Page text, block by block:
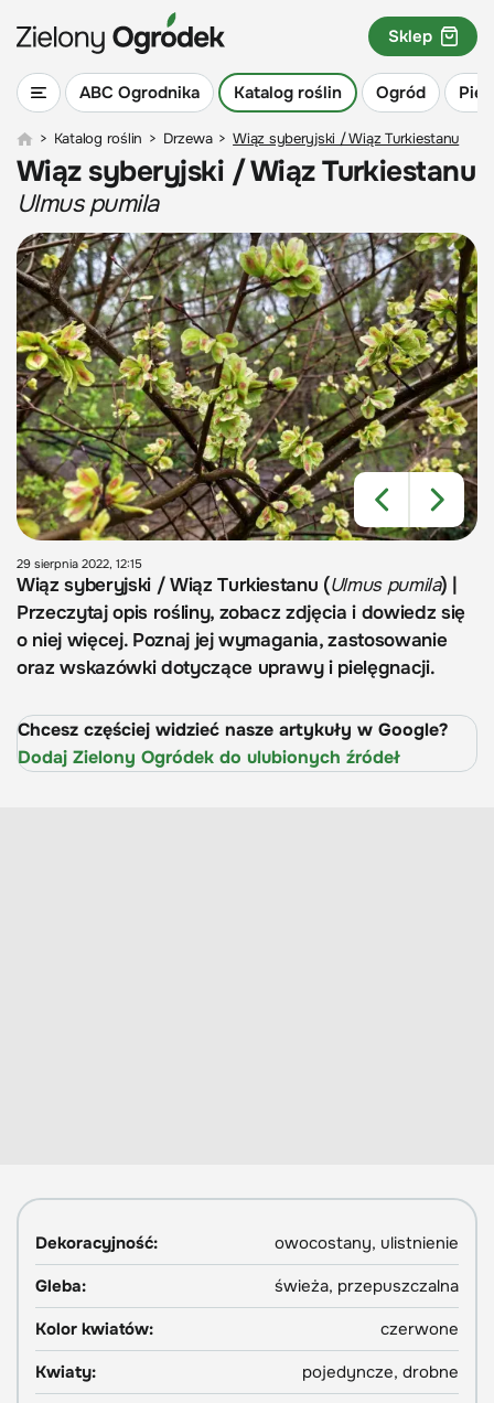
ABC Ogrodnika Katalog roślin Ogród
Sklep
> Katalog roślin > Drzewa > Wiąz syberyjski / Wiąz Turkiestanu
Wiąz syberyjski / Wiąz Turkiestanu
Ulmus pumila
29 sierpnia 2022, 12:15
Wiąz syberyjski / Wiąz Turkiestanu (Ulmus pumila) |
Przeczytaj opis rośliny, zobacz zdjęcia i dowiedz się
o niej więcej. Poznaj jej wymagania, zastosowanie
oraz wskazówki dotyczące uprawy i pielęgnacji.
Chcesz częściej widzieć nasze artykuły w Google?
Dodaj Zielony Ogródek do ulubionych źródeł
Dekoracyjność:
owocostany, ulistnienie
Gleba:
świeża, przepuszczalna
Kolor kwiatów:
czerwone
Kwiaty:
pojedyncze, drobne